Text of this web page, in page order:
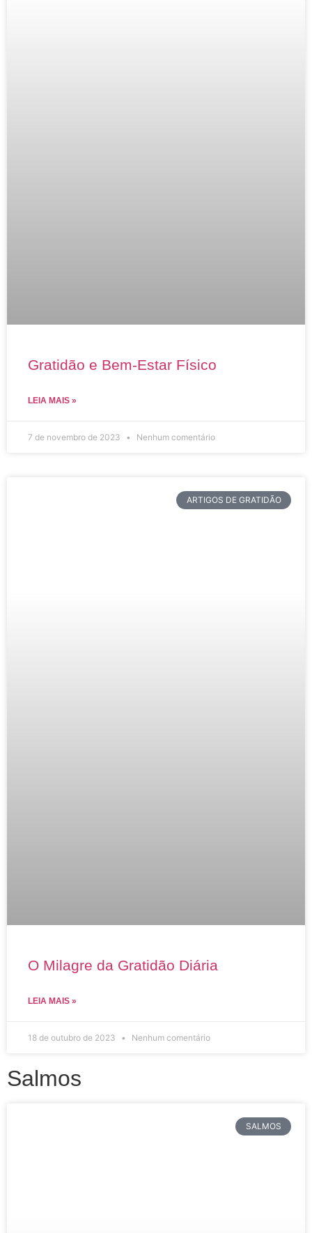
Gratidão e Bem-Estar Físico
LEIA MAIS »
7 de novembro de 2023 Nenhum comentário
ARTIGOS DE GRATIDÃO
O Milagre da Gratidão Diária
LEIA MAIS »
18 de outubro de 2023 Nenhum comentário
Salmos
SALMOS